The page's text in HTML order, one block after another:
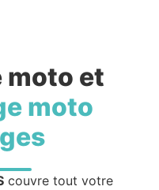
moto et
moto
couvre tout votre